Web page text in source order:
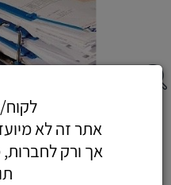
אוגדן
אתר זה לא
אך ורק